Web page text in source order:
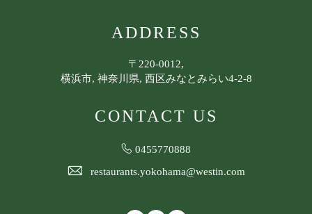
ADDRESS
〒220-0012,
横浜市, 神奈川県, 西区みなとみらい4-2-8
CONTACT US
0455770888
restaurants.yokohama@westin.com